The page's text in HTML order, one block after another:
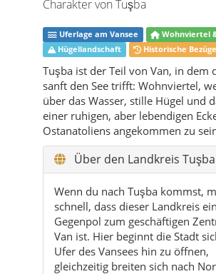
sanft den See trifft: Wohnviertel,
über das Wasser, stille Hügel und
einer ruhigen, aber lebendigen
Ostanatoliens angekommen zu
Über den Landkreis Tuşba
Wenn du nach Tuşba kommst,
schnell, dass dieser Landkreis ein
Gegenpol zum geschäftigen
Van ist. Hier beginnt die Stadt
Ufer des Vansees hin zu öffnen,
gleichzeitig breiten sich nach
Osten weite Ebenen und Hügel
Straßen sind von schlichten
kleinen Läden und Schulen
dazwischen tauchen immer
auf den See oder auf die fernen